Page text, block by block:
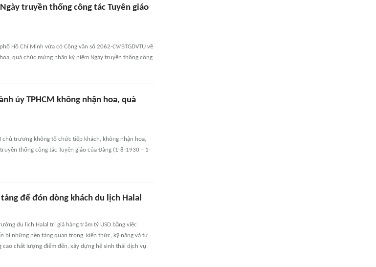
truyền thống công tác Tuyên giáo
Hồ Chí Minh vừa có Công văn số 2062-CV/BTGDVTU về
quà chúc mừng nhân kỷ niệm Ngày truyền thống công
ủy TPHCM không nhận hoa, quà
chủ trương không tổ chức tiếp khách, không nhận hoa,
thống công tác Tuyên giáo của Đảng (1-8-1930 – 1-
để đón dòng khách du lịch Halal
du lịch Halal trị giá hàng trăm tỷ USD bằng việc
bị những nền tảng quan trọng: kiến thức, kỹ năng và tư
chất lượng điểm đến, xây dựng hệ sinh thái dịch vụ